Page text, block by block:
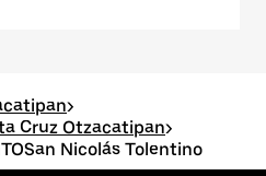
>
Cruz Otzacatipan>
Nicolás Tolentino